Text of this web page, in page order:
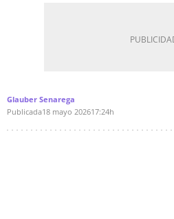
Glauber Senarega
Publicada18 mayo 202617:24h